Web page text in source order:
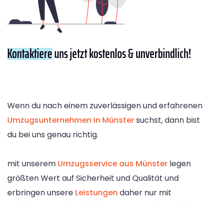
Kontaktiereuns jetzt kostenlos & unverbindlich!
Wenn du nach einem zuverlässigen und erfahrenen
Umzugsunternehmen in Münstersuchst, dann bist
du bei uns genau richtig.
mit unserem Umzugsservice aus Münster legen
größten Wert auf Sicherheit und Qualität und
erbringen unsere Leistungen daher nur mit